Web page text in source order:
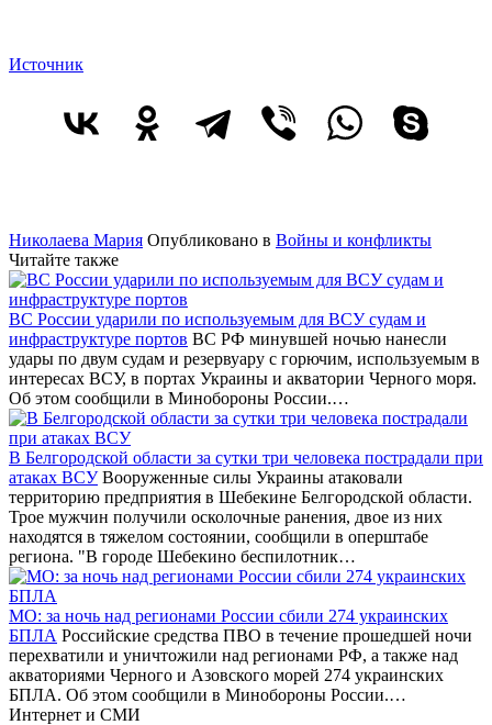
Источник
Николаева Мария Опубликовано в Войны и конфликты
Читайте также
ВС России ударили по используемым для ВСУ судам и
инфраструктуре портов ВС РФ минувшей ночью нанесли
удары по двум судам и резервуару с горючим, используемым в
интересах ВСУ, в портах Украины и акватории Черного моря.
Об этом сообщили в Минобороны России.…
В Белгородской области за сутки три человека пострадали при
атаках ВСУВооруженные силы Украины атаковали
территорию предприятия в Шебекине Белгородской области.
Трое мужчин получили осколочные ранения, двое из них
находятся в тяжелом состоянии, сообщили в оперштабе
региона. "В городе Шебекино беспилотник…
МО: за ночь над регионами России сбили 274 украинских
БПЛА Российские средства ПВО в течение прошедшей ночи
перехватили и уничтожили над регионами РФ, а также над
акваториями Черного и Азовского морей 274 украинских
БПЛА. Об этом сообщили в Минобороны России.…
Интернет и СМИ